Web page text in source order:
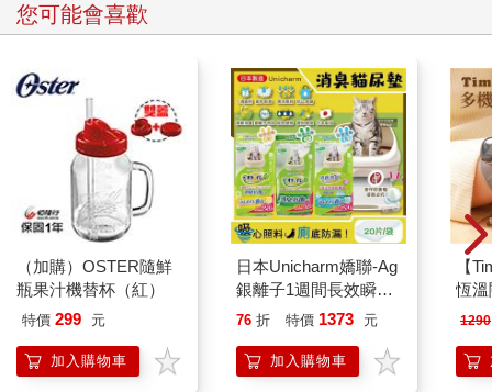
您可能會喜歡
（加購）OSTER隨鮮
瓶果汁機替杯（紅）
特價 299 元
加入購物車
日本Unicharm嬌聯-Ag
銀離子1週間長效瞬吸
乾爽寵物消臭大師貓尿
防滲漏貓尿布/可觀察
尿色貓潔墊補充包/本
76 折 特價 1373 元
加入購物車
【
恆
肩/
膝
1290